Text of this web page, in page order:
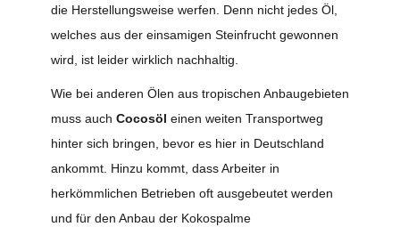
die Herstellungsweise werfen. Denn nicht jedes Öl,
welches aus der einsamigen Steinfrucht gewonnen
wird, ist leider wirklich nachhaltig.
Wie bei anderen Ölen aus tropischen Anbaugebieten
muss auch Cocosöl einen weiten Transportweg
hinter sich bringen, bevor es hier in Deutschland
ankommt. Hinzu kommt, dass Arbeiter in
herkömmlichen Betrieben oft ausgebeutet werden
und für den Anbau der Kokospalme